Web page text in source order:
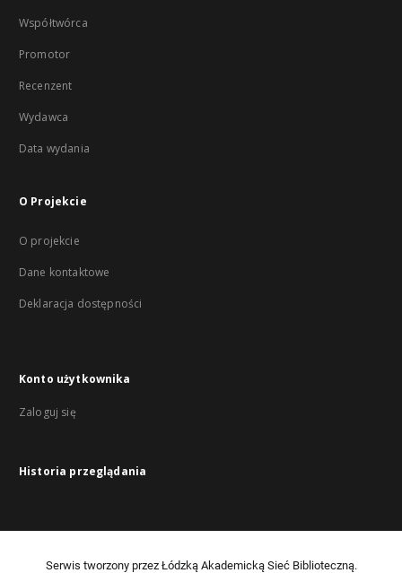
Współtwórca
Promotor
Recenzent
Wydawca
Data wydania
O Projekcie
O projekcie
Dane kontaktowe
Deklaracja dostępności
Konto użytkownika
Zaloguj się
Historia przeglądania
Serwis tworzony przez Łódzką Akademicką Sieć Biblioteczną.